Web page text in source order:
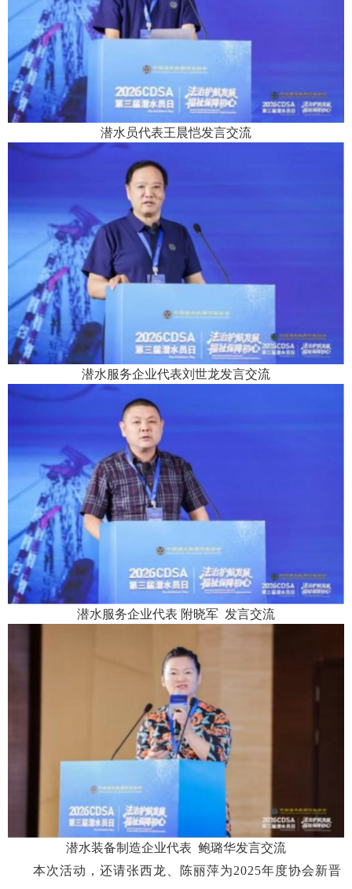
潜水员代表王晨恺发言交流
潜水服务企业代表刘世龙发言交流
潜水服务企业代表 附晓军 发言交流
潜水装备制造企业代表 鲍璐华发言交流
本次活动，还请张西龙、陈丽萍为2025年度协会新晋